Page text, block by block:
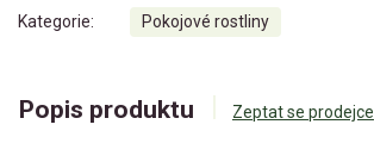
Kategorie: Pokojové rostliny
Popis produktu Zeptat se prodejce